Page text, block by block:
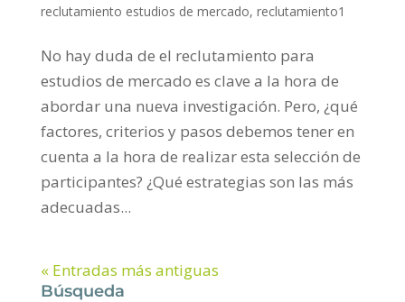
reclutamiento estudios de mercado, reclutamiento1
No hay duda de el reclutamiento para
estudios de mercado es clave a la hora de
abordar una nueva investigación. Pero, ¿qué
factores, criterios y pasos debemos tener en
cuenta a la hora de realizar esta selección de
participantes? ¿Qué estrategias son las más
adecuadas...
« Entradas más antiguas
Búsqueda